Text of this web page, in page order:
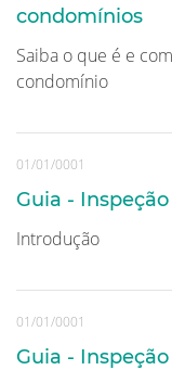
condomínios
Saiba o que é e
condomínio
01/01/0001
Guia - Inspeção
Introdução
01/01/0001
Guia - Inspeção